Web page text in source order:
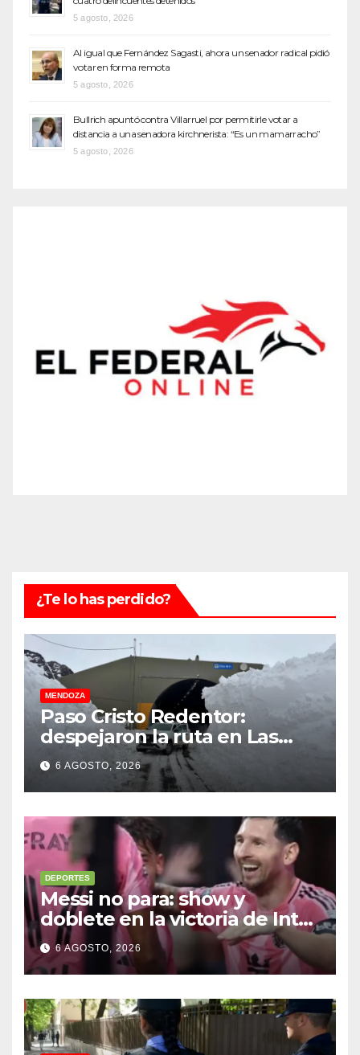
5 agosto, 2026
Al igual que Fernández Sagasti, ahora un senador radical pidió
votar en forma remota
5 agosto, 2026
Bullrich apuntó contra Villarruel por permitirle votar a
distancia a una senadora kirchnerista: “Es un mamarracho”
5 agosto, 2026
¿Te lo has perdido?
MENDOZA
Paso Cristo Redentor:
despejaron la ruta en Las
Cuevas antes de otro
temporal con unos 1.500
camiones varados
6 AGOSTO, 2026
DEPORTES
Messi no para: show y
doblete en la victoria de Inter
Miami
6 AGOSTO, 2026